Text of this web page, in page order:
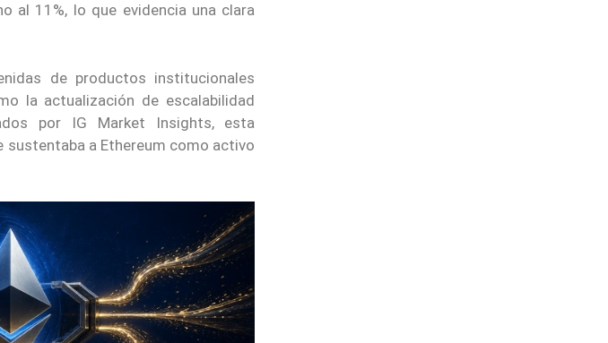
al 11%, lo que evidencia una clara
de productos institucionales
la actualización de escalabilidad
por IG Market Insights, esta
a Ethereum como activo